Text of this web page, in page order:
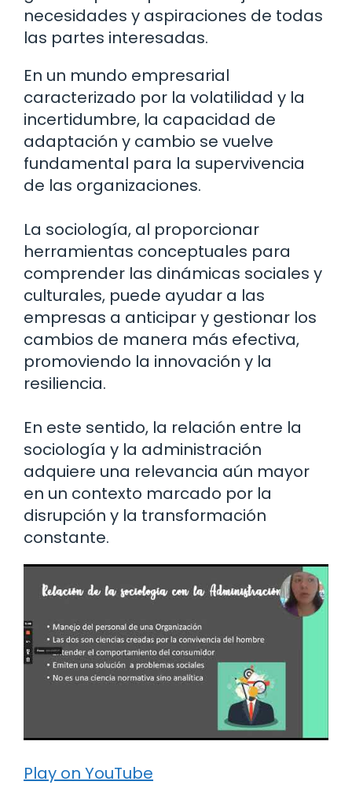
necesidades y aspiraciones de todas
las partes interesadas.
En un mundo empresarial
caracterizado por la volatilidad y la
incertidumbre, la capacidad de
adaptación y cambio se vuelve
fundamental para la supervivencia
de las organizaciones.
La sociología, al proporcionar
herramientas conceptuales para
comprender las dinámicas sociales y
culturales, puede ayudar a las
empresas a anticipar y gestionar los
cambios de manera más efectiva,
promoviendo la innovación y la
resiliencia.
En este sentido, la relación entre la
sociología y la administración
adquiere una relevancia aún mayor
en un contexto marcado por la
disrupción y la transformación
constante.
Play on YouTube